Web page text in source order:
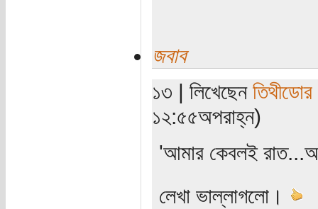
জবাব
১৩ | লিখেছেন তিথীডোর
১২:৫৫অপরাহ্ন)
'আমার কেবলই
লেখা ভাল্লাগলো।